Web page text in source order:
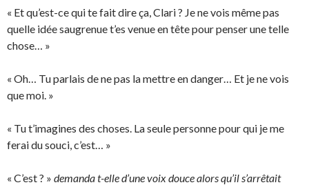
« Et qu’est-ce qui te fait dire ça, Clari ? Je ne vois même pas
quelle idée saugrenue t’es venue en tête pour penser une telle
chose… »
« Oh… Tu parlais de ne pas la mettre en danger… Et je ne vois
que moi. »
« Tu t’imagines des choses. La seule personne pour qui je me
ferai du souci, c’est… »
« C’est ? » demanda t-elle d’une voix douce alors qu’il s’arrêtait